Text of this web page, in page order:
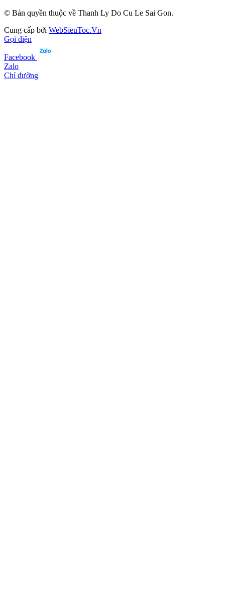
© Bản quyền thuộc về Thanh Ly Do Cu Le Sai Gon.
Cung cấp bởi WebSieuToc.Vn
Gọi điện
Facebook
Zalo
Chỉ đường